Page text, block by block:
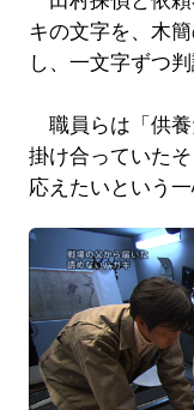
キの文字を、木
し、一文字ずつ
職員らは「供養
掛け合っていた
応えたいという